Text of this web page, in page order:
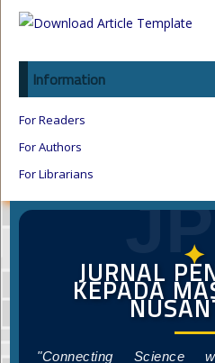
Information
For Readers
For Authors
For Librarians
✦
JURNAL
KEPADA
"Connecting Science